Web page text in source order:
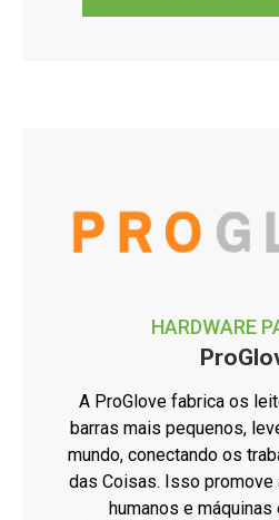
HARDWARE
A ProGlove fabrica os
barras mais pequenos,
mundo, conectando os
das Coisas. Isso promove
humanos e